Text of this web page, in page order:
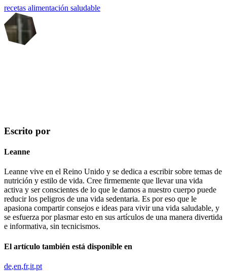
recetas alimentación saludable
Escrito por
Leanne
Leanne vive en el Reino Unido y se dedica a escribir sobre temas de
nutrición y estilo de vida. Cree firmemente que llevar una vida
activa y ser conscientes de lo que le damos a nuestro cuerpo puede
reducir los peligros de una vida sedentaria. Es por eso que le
apasiona compartir consejos e ideas para vivir una vida saludable, y
se esfuerza por plasmar esto en sus artículos de una manera divertida
e informativa, sin tecnicismos.
El artículo también está disponible en
de en fr it pt